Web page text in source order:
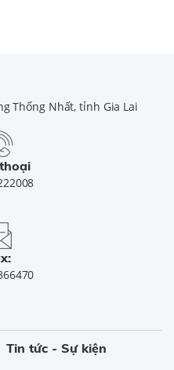
Thống Nhất, tỉnh Gia Lai
Tin tức - Sự kiện